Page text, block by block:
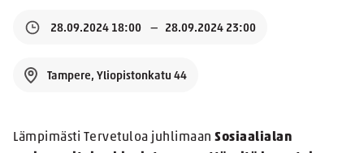
28.09.2024 18:00 28.09.2024 23:00
Tampere, Yliopistonkatu 44
Lämpimästi Tervetuloa juhlimaan Sosiaalialan